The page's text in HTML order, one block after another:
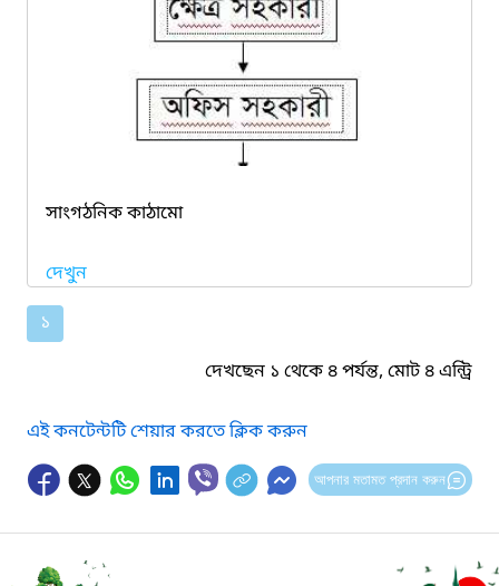
সাংগঠনিক কাঠামো
দেখুন
১
দেখছেন ১ থেকে ৪ পর্যন্ত, মোট ৪ এন্ট্রি
এই কনটেন্টটি শেয়ার করতে ক্লিক করুন
আপনার মতামত প্রদান করুন